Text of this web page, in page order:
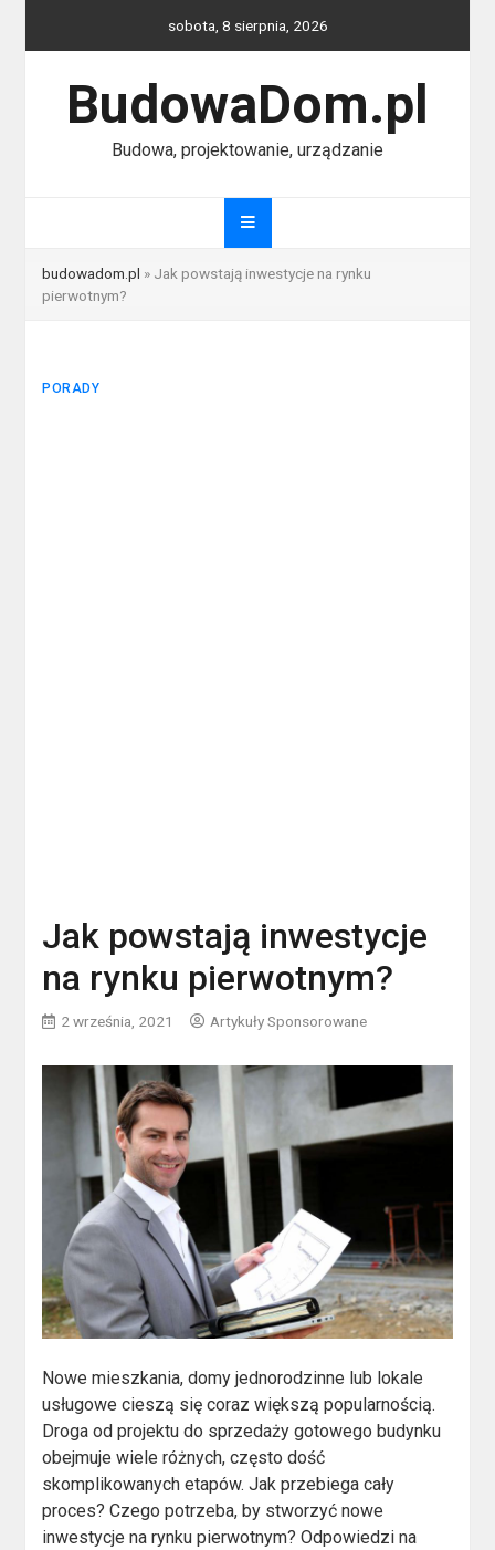
sobota, 8 sierpnia, 2026
BudowaDom.pl
Budowa, projektowanie, urządzanie
budowadom.pl » Jak powstają inwestycje na rynku
pierwotnym?
PORADY
Jak powstają inwestycje
na rynku pierwotnym?
2 września, 2021 Artykuły Sponsorowane
Nowe mieszkania, domy jednorodzinne lub lokale
usługowe cieszą się coraz większą popularnością.
Droga od projektu do sprzedaży gotowego budynku
obejmuje wiele różnych, często dość
skomplikowanych etapów. Jak przebiega cały
proces? Czego potrzeba, by stworzyć nowe
inwestycje na rynku pierwotnym? Odpowiedzi na